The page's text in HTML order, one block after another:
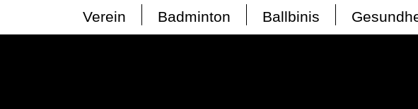
Verein Badminton Ballbinis